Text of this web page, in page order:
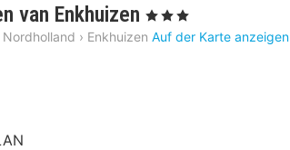
van Enkhuizen 2
Nächte
, 3 Sterne
Nordholland › Enkhuizen Auf der Karte anzeigen